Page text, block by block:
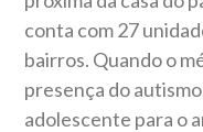
conta com 27
bairros. Quando o
presença do
adolescente para o